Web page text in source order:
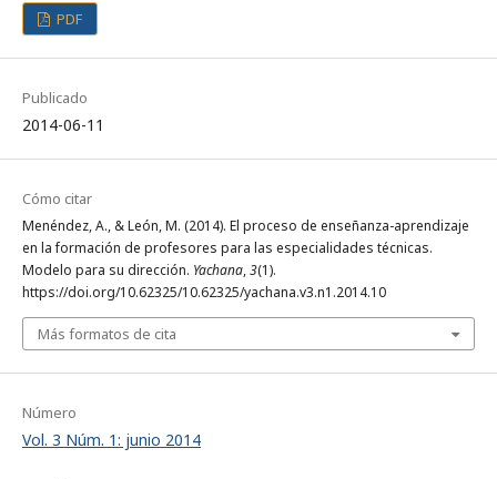
PDF
Publicado
2014-06-11
Cómo citar
Menéndez, A., & León, M. (2014). El proceso de enseñanza-aprendizaje
en la formación de profesores para las especialidades técnicas.
Modelo para su dirección. Yachana,3(1).
https://doi.org/10.62325/10.62325/yachana.v3.n1.2014.10
Más formatos de cita
Número
Vol. 3 Núm. 1: junio 2014